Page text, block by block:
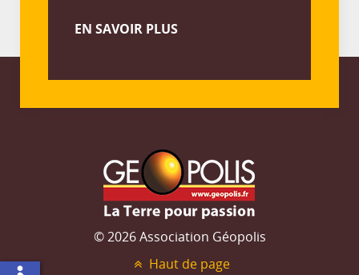
EN SAVOIR PLUS
© 2026 Association Géopolis
Haut de page